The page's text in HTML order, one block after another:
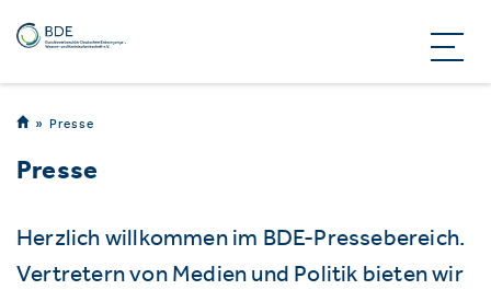
Presse
Presse
Herzlich willkommen im BDE-Pressebereich.
Vertretern von Medien und Politik bieten wir